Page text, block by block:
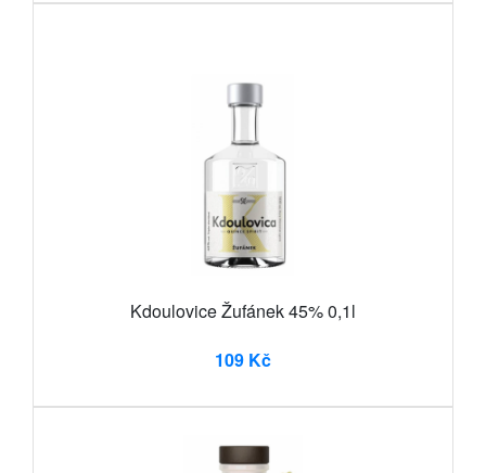
Kdoulovice Žufánek 45% 0,1l
109 Kč